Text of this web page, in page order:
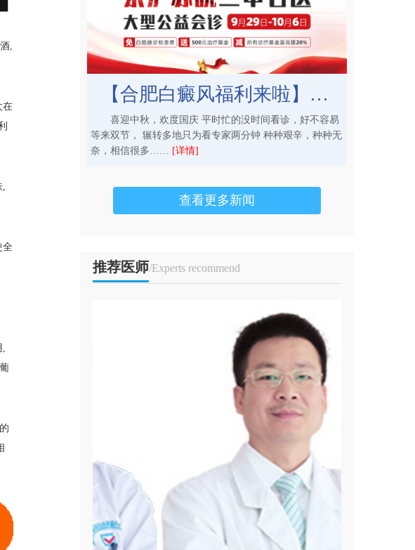
,
在
,
全
,
等来双节， 辗转多
查看更多新闻
推荐医师/Experts recommend